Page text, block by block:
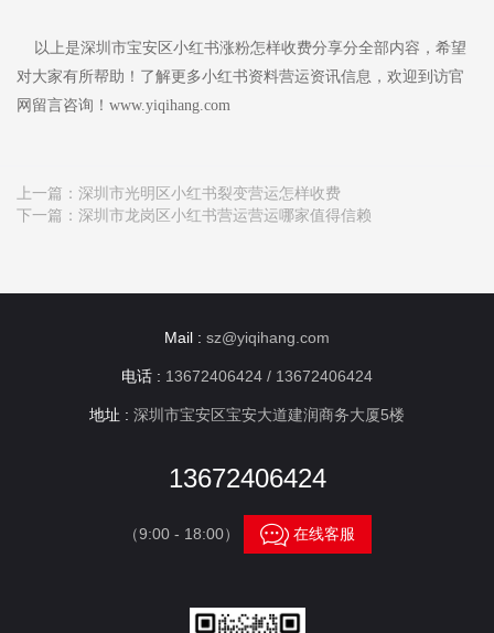
以上是深圳市宝安区小红书涨粉怎样收费分享分全部内容，希望
对大家有所帮助！了解更多小红书资料营运资讯信息，欢迎到访官
网留言咨询！www.yiqihang.com
上一篇： 深圳市光明区小红书裂变营运怎样收费
下一篇： 深圳市龙岗区小红书营运营运哪家值得信赖
Mail : sz@yiqihang.com
电话 : 13672406424 / 13672406424
地址 : 深圳市宝安区宝安大道建润商务大厦5楼
13672406424
（9:00 - 18:00） 在线客服